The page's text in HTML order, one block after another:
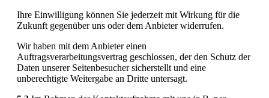
Ihre Einwilligung können Sie jederzeit mit Wirkung für die
Zukunft gegenüber uns oder dem Anbieter widerrufen.
Wir haben mit dem Anbieter einen
Auftragsverarbeitungsvertrag geschlossen, der den Schutz der
Daten unserer Seitenbesucher sicherstellt und eine
unberechtigte Weitergabe an Dritte untersagt.